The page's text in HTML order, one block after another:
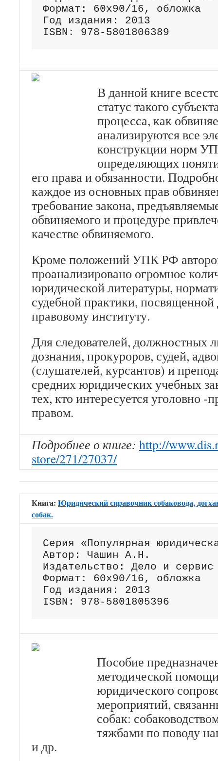
Формат: 60х90/16, обложка
Год издания: 2013
ISBN: 978-5801806389
В данной книге
статус такого
процесса, как
анализируются все
конструкции норм
определяющих
его права и обязанности.
каждое из основных прав
требование закона,
обвиняемого и процедуре
качестве обвиняемого.
Кроме положений УПК РФ
проанализировано огромное
юридической литературы,
судебной практики,
правовому институту.
Для следователей, должностных
дознания, прокуроров, судей,
(слушателей, курсантов) и
средних юридических учебных
тех, кто интересуется уголовно -
правом.
Подробнее о книге: http://
store/271/27037/
Книга: Юридический справочник собаковода,
собак.
Серия «Популярная
Автор: Чашин А.Н.
Издательство: Дело и сервис
Формат: 60х90/16, обложка
Год издания: 2013
ISBN: 978-5801805396
Пособие
методической
юридического
мероприятий,
собак:
тяжбами по поводу
и др.